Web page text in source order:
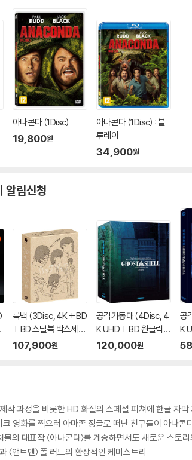
아나콘다 (1Disc)
19,800원
아나콘다 (1Disc) : 블
루레이
34,900원
알림신청
룩백 (3Disc, 4K + BD
+ BD 스틸북 박스세트
한정판) : 블루레이
107,900원
공각기동대 (4Disc, 4
K UHD + BD 원클릭박
스 스틸북 한정판 C Ty
120,000원
공
K
스
작 과정을 비롯한 HD 화질의 스페셜 피쳐에 한글 자막
크 영화를 찍으러 아마존 정글로 떠난 친구들이 아나
의 대표작 〈아나콘다〉를 계승하면서도 새로운 스토
〈앤트맨〉 폴 러드의 환상적인 케미스트리